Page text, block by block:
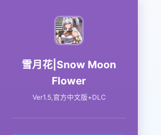
雪月花|Snow Moon
Flower
Ver1.5,官方中文版+DLC